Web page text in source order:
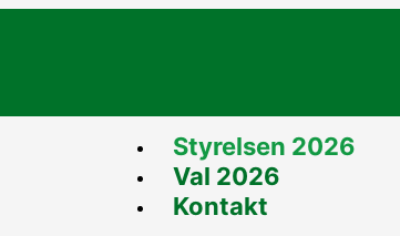
Styrelsen 2026
Val 2026
Kontakt